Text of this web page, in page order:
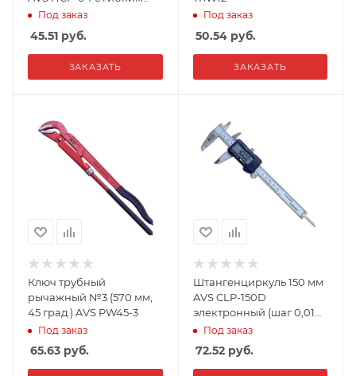
захватом
Под заказ
45.51 руб.
ЗАКАЗАТЬ
Под заказ
50.54руб.
ЗАКАЗАТЬ
Ключ трубный
рычажный №3 (570 мм,
45 град.) AVS PW45-3
Под заказ
65.63 руб.
Штангенциркуль 150 мм
AVS CLP-150D
электронный (шаг 0,01
мм)Под заказ
72.52руб.